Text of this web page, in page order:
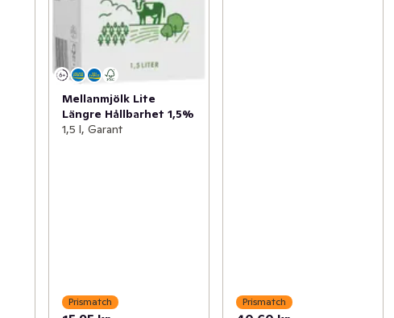
Mellanmjölk Lite
Längre Hållbarhet 1,5%
1,5 l, Garant
Prismatch Prismatch